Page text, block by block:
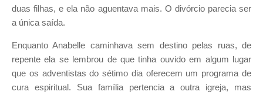
duas filhas, eela não aguentava mais. O divórcio parecia ser
a única saída.
Enquanto Anabelle caminhava sem destino pelas ruas, de
repente ela se lembrou de que tinha ouvido em algum lugar
que os adventistasdo sétimo dia oferecem um programa de
cura espiritual. Sua família pertencia a outra igreja, mas